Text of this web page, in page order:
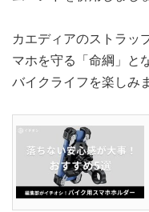
カエディアのストラッ
マホを守る「命綱」と
バイクライフを楽しみ